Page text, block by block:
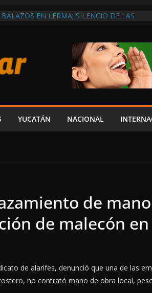
EN LERMA; SILENCIO DE LAS
RECONOCE DIPUTADA LOCAL DE
SARMIENTO ENTREGA EL DOCUMENTO DEL
DE LAYDA AL CONGRESO
LIBERADO ORDEN DE APREHENSIÓN
YUCATÁN NACIONAL
de
de malecón
de alarifes, denunció que una de las
no contrató mano de obra local,